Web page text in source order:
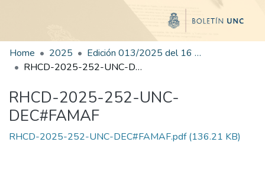
Home 2025
Edición 013/2025 del 16 de julio de 2025
RHCD-2025-252-UNC-DEC#FAMAF
RHCD-2025-252-UNC-
DEC#FAMAF
RHCD-2025-252-UNC-DEC#FAMAF.pdf(136.21 KB)